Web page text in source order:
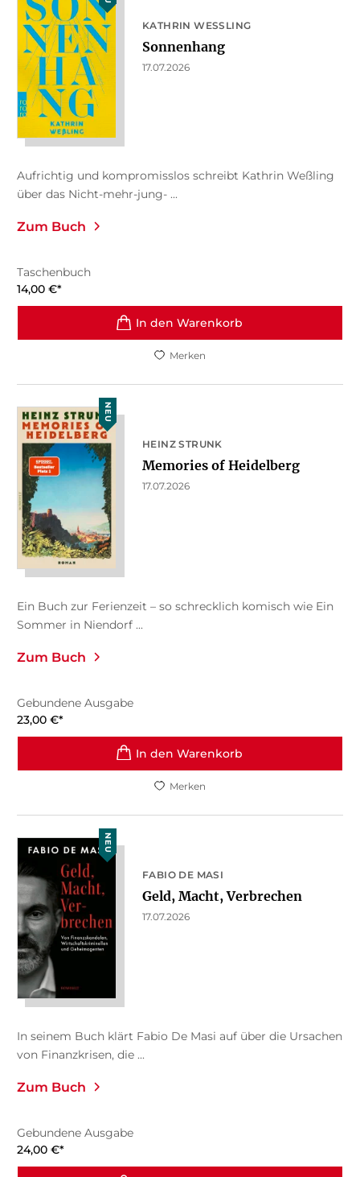
KATHRIN WESSLING
Sonnenhang
17.07.2026
Aufrichtig und kompromisslos schreibt Kathrin Weßling
über das Nicht-mehr-jung- ...
Zum Buch
Taschenbuch
14,00 €*
In den Warenkorb
Merken
NEU
HEINZ STRUNK
Memories of Heidelberg
17.07.2026
Ein Buch zur Ferienzeit – so schrecklich komisch wie Ein
Sommer in Niendorf ...
Zum Buch
Gebundene Ausgabe
23,00 €*
In den Warenkorb
Merken
NEU
FABIO DE MASI
Geld, Macht, Verbrechen
17.07.2026
In seinem Buch klärt Fabio De Masi auf über die Ursachen
von Finanzkrisen, die ...
Zum Buch
Gebundene Ausgabe
24,00 €*